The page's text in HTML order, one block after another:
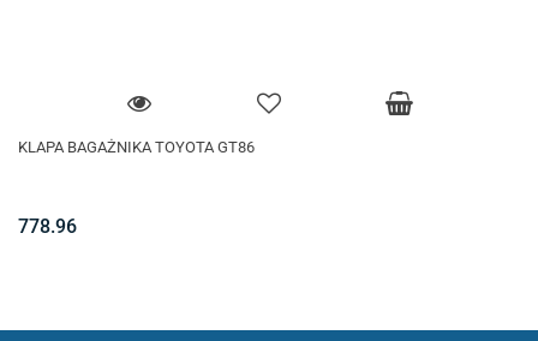
KLAPA BAGAŻNIKA TOYOTA GT86
778.96